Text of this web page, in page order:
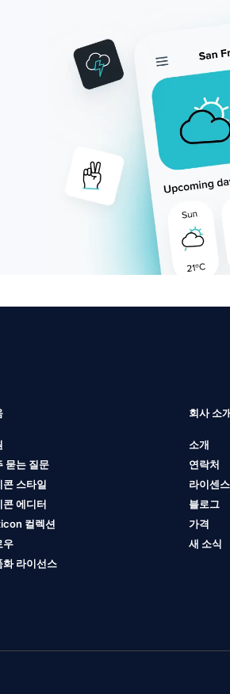
묻는 질문
콘 스타일
콘 에디터
컬렉션
우
화 라이선스
회사 소
소개
연락처
라이센스
블로그
가격
새 소식